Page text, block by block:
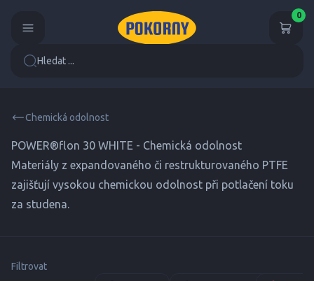
Hledat ...
0
Chemická odolnost
POWER®flon 30 WHITE - Chemická odolnost
Materiály z expandovaného či restrukturovaného PTFE
zajišťují vysokou chemickou odolnost při potlačení toku
za studena.
Filtrovat